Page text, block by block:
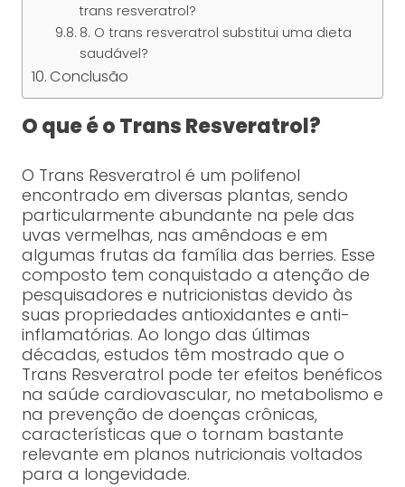
trans resveratrol?
8. O trans resveratrol substitui uma dieta
saudável?
Conclusão
O que é o Trans Resveratrol?
O Trans Resveratrol é um polifenol
encontrado em diversas plantas, sendo
particularmente abundante na pele das
uvas vermelhas, nas amêndoas e em
algumas frutas da família das berries. Esse
composto tem conquistado a atenção de
pesquisadores e nutricionistas devido às
suas propriedades antioxidantes e anti-
inflamatórias. Ao longo das últimas
décadas, estudos têm mostrado que o
Trans Resveratrol pode ter efeitos benéficos
na saúde cardiovascular, no metabolismo e
na prevenção de doenças crônicas,
características que o tornam bastante
relevante em planos nutricionais voltados
para a longevidade.